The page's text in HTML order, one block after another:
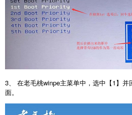
3、 在老毛桃winpe主菜单中，选中【1】
面。